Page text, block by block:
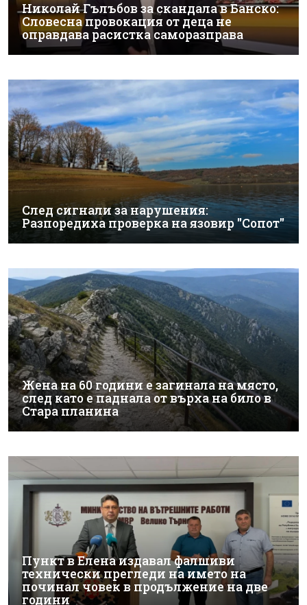
Николай Гълъбов за скандала в Банско:
Словесна провокация от деца не
оправдава расистка саморазправа
След сигнали за нарушения:
Разпоредиха проверка на язовир "Сопот"
Жена на 60 години е загинала на място,
след като е паднала от върха на било в
Стара планина
Пункт в Елена издавал фалшиви
технически прегледи на името на
починал човек в продължение на две
години